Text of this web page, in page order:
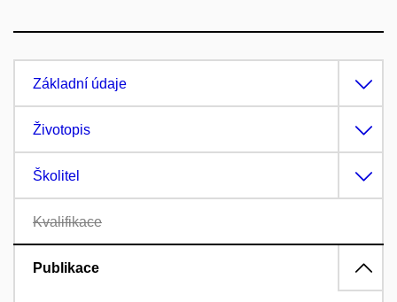
Základní údaje
Životopis
Školitel
Kvalifikace
Publikace